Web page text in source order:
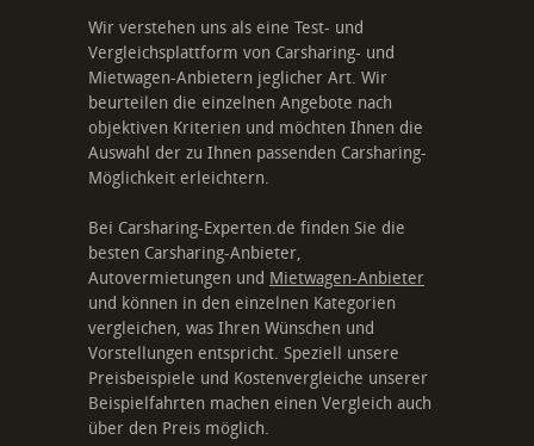
Wir verstehen uns als eine Test- und
Vergleichsplattform von Carsharing- und
Mietwagen-Anbietern jeglicher Art. Wir
beurteilen die einzelnen Angebote nach
objektiven Kriterien und möchten Ihnen die
Auswahl der zu Ihnen passenden Carsharing-
Möglichkeit erleichtern.
Bei Carsharing-Experten.de finden Sie die
besten Carsharing-Anbieter,
Autovermietungen und Mietwagen-Anbieter
und können in den einzelnen Kategorien
vergleichen, was Ihren Wünschen und
Vorstellungen entspricht. Speziell unsere
Preisbeispiele und Kostenvergleiche unserer
Beispielfahrten machen einen Vergleich auch
über den Preis möglich.